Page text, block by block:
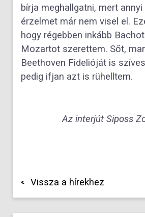
bírja meghallgatni, mert
érzelmet már nem visel el.
hogy régebben inkább
Mozartot szerettem. Sőt,
Beethoven Fidelióját is
pedig ifjan azt is rühelltem.
Az interjút Siposs
Vissza a hírekhez